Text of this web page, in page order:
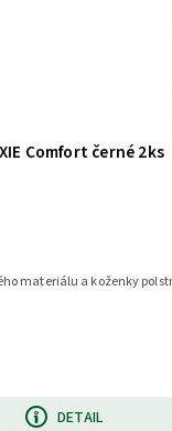
Comfort černé 2ks
DETAIL
materiálu a koženky